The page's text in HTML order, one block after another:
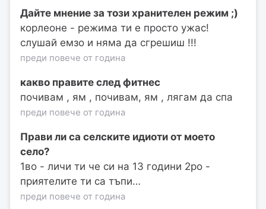
Дайте мнение за този хранителен режим ;)
корлеоне - режима ти е просто ужас!
слушай емзо и няма да сгрешиш !!!
преди повече от година
какво правите след фитнес
почивам , ям , почивам, ям , лягам да спа
преди повече от година
Прави ли са селските идиоти от моето
село?
1во - личи ти че си на 13 години 2ро -
приятелите ти са тъпи…
преди повече от година